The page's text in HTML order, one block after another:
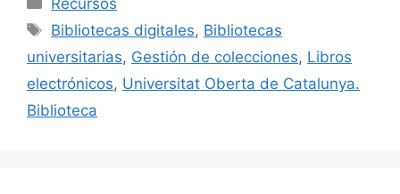
e
b
o
o
l
s
k
y
e
dI
n
p
ar
te
Recursos
Etiquetes
Bibliotecas digitales, Bibliotecas
universitarias, Gestión de colecciones, Libros
electrónicos, Universitat Oberta de Catalunya.
Biblioteca